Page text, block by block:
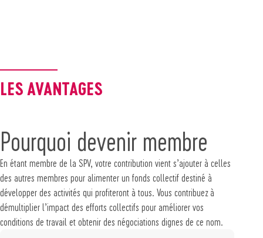
LES AVANTAGES
Pourquoi devenir membre
En étant membre de la SPV, votre contribution vient s’ajouter à celles
des autres membres pour alimenter un fonds collectif destiné à
développer des activités qui profiteront à tous. Vous contribuez à
démultiplier l’impact des efforts collectifs pour améliorer vos
conditions de travail et obtenir des négociations dignes de ce nom.